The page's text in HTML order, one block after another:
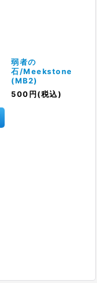
弱者の
石/Meekstone
(MB2)
500 円 (税込)